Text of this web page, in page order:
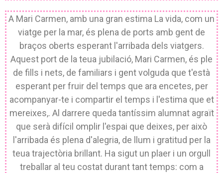
A Mari Carmen, amb una gran estima La vida, com un
viatge per la mar, és plena de ports amb gent de
braços oberts esperant l'arribada dels viatgers.
Aquest port de la teua jubilació, Mari Carmen, és ple
de fills i nets, de familiars i gent volguda que t'està
esperant per fruir del temps que ara encetes, per
acompanyar-te i compartir el temps i l'estima que et
mereixes,. Al darrere queda tantíssim alumnat agraït
que serà difícil omplir l'espai que deixes, per això
l'arribada és plena d'alegria, de llum i gratitud per la
teua trajectòria brillant. Ha sigut un plaer i un orgull
treballar al teu costat durant tant temps: com a